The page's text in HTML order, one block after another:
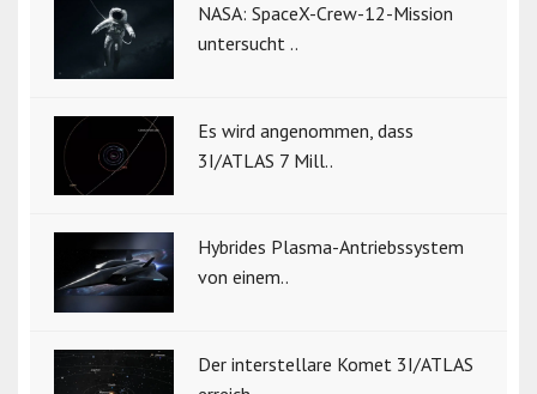
NASA: SpaceX-Crew-12-Mission
untersucht ..
Es wird angenommen, dass
3I/ATLAS 7 Mill..
Hybrides Plasma-Antriebssystem
von einem..
Der interstellare Komet 3I/ATLAS